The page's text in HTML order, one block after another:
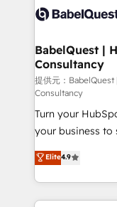
accreditations
custom API
operations A little about us: • Boutique 'Elite' team of
12 • 150+ clients
Service Hub,
27001:2022, ISO
certified - the AI
our AI
Ready for the next step? Click
𝗯𝘂𝘀𝗶𝗻𝗲𝘀𝘀'
𝘳𝘦𝘴𝘱𝘰𝘯𝘴𝘪𝘷𝘦)
BabelQuest |
Consultancy
提供元：
Consultancy
Turn your
your business to soar 🚀 We’re a
HubSpot experts
implement the
environments,
sure you can
Elite4.9